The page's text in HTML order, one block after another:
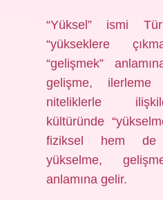
“Yüksel” ismi
“yükseklere
“gelişmek”
gelişme,
niteliklerle
kültüründe
fiziksel hem de
yükselme,
anlamına gelir.